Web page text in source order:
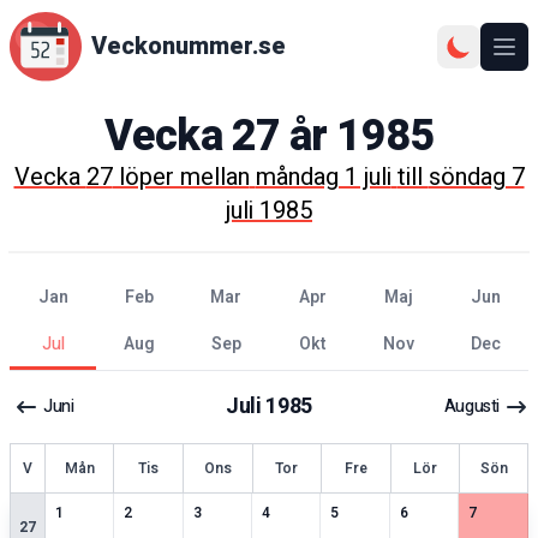
Veckonummer.se
Vecka27år 1985
Vecka27löper mellanmåndag 1 julitillsöndag 7
juli 1985
jan feb mar apr maj
jun
jul
aug sep okt nov dec
Juni Juli1985 Augusti
Vecka Mån Tis Ons Tor Fre Lör Sön
27
12 speciella datum
2
2speciella datum
3
1speciella datum
4
2speciella datum
5
2speciella datum
6
2speciella datum
7
1